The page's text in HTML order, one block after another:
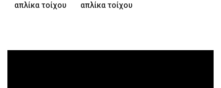
απλίκα τοίχου
απλίκα τοίχου